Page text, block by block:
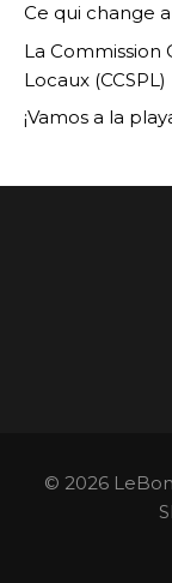
Ce qui change
La Commission
Locaux (CCSPL)
¡Vamos a la
© 2026